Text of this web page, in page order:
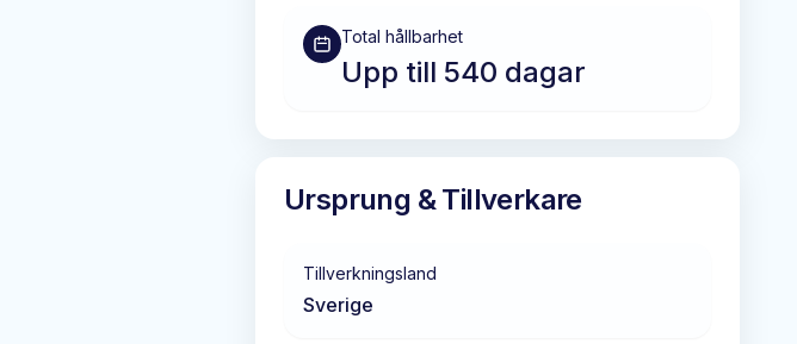
Total hållbarhet
Upp till 540 dagar
Ursprung & Tillverkare
Tillverkningsland
Sverige